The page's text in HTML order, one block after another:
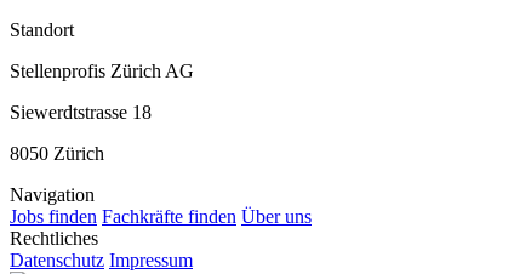
Standort
Stellenprofis Zürich AG
Siewerdtstrasse 18
8050 Zürich
Navigation
Jobs finden Fachkräfte finden Über uns
Rechtliches
Datenschutz Impressum